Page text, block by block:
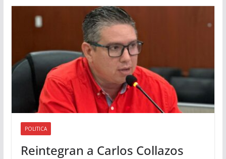
POLITICA
Reintegran a Carlos Collazos